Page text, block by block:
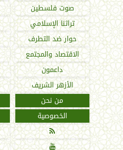
صوت فلسطين
تراثنا الإسلامي
حوار ضد التطرف
الاقتصاد والمجتمع
داعمون
الأزهر الشريف
من نحن
الخصوصية

